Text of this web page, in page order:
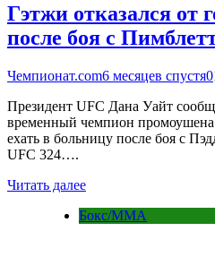
Гэтжи отказался от
после боя с
Чемпионат.com6 месяцев спустя0
Президент UFC Дана Уайт
временный чемпион промоушена
ехать в больницу после боя с
UFC 324….
Читать далее
Бокс/MMA